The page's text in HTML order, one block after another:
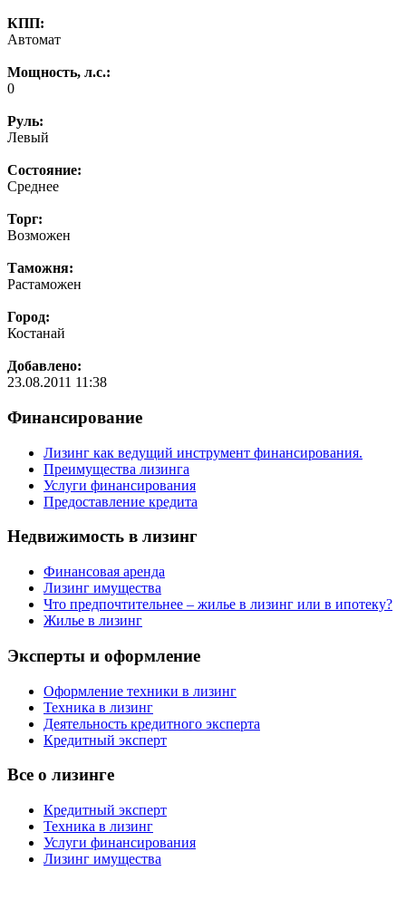
КПП:
Автомат
Мощность, л.с.:
0
Руль:
Левый
Состояние:
Среднее
Торг:
Возможен
Таможня:
Растаможен
Город:
Костанай
Добавлено:
23.08.2011 11:38
Финансирование
Лизинг как ведущий инструмент финансирования.
Преимущества лизинга
Услуги финансирования
Предоставление кредита
Недвижимость в лизинг
Финансовая аренда
Лизинг имущества
Что предпочтительнее – жилье в лизинг или в ипотеку?
Жилье в лизинг
Эксперты и оформление
Оформление техники в лизинг
Техника в лизинг
Деятельность кредитного эксперта
Кредитный эксперт
Все о лизинге
Кредитный эксперт
Техника в лизинг
Услуги финансирования
Лизинг имущества